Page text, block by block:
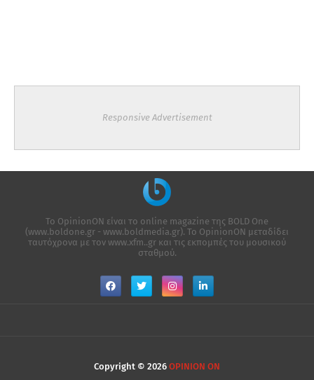
Responsive Advertisement
Το OpinionON είναι το online magazine της ΒΟLD One
(www.boldone.gr - www.boldmedia.gr). Το OpinionON μεταδίδει
ταυτόχρονα με τον www.xfm..gr και τις εκπομπές του μουσικού
σταθμού.
Copyright © 2026 OPINION ON